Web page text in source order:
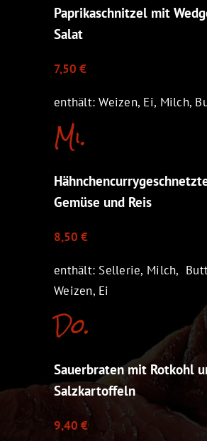
Paprikaschnitzel mit
Salat
7,50 €
enthält: Weizen, Ei, Milch,
Mi.
Gemüse und Reis
8,50 €
enthält: Sellerie, Milch,
Weizen, Ei
Do.
Sauerbraten mit Rotkohl
Salzkartoffeln
9,40 €